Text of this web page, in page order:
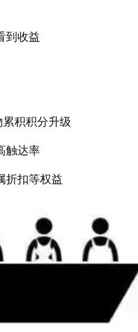
到收益
积积分升级
触达率
折扣等权益